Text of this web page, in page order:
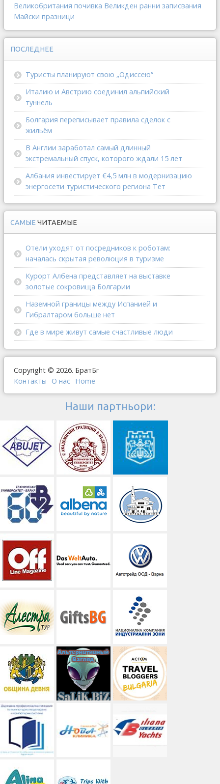
Великобритания почивка Великден ранни записвания
Майски празници
ПОСЛЕДНЕЕ
Туристы планируют свою „Одиссею“
Италию и Австрию соединил альпийский
туннель
Болгария переписывает правила сделок с
жильём
В Англии заработал самый длинный
экстремальный спуск, которого ждали 15 лет
Албания инвестирует €4,5 млн в модернизацию
энергосети туристического региона Тет
САМЫЕ ЧИТАЕМЫЕ
Отели уходят от посредников к роботам:
началась скрытая революция в туризме
Курорт Албена представляет на выставке
золотые сокровища Болгарии
Наземной границы между Испанией и
Гибралтаром больше нет
Где в мире живут самые счастливые люди
Copyright © 2026. БратБг
Контакты
О наc Home
Наши партньори: